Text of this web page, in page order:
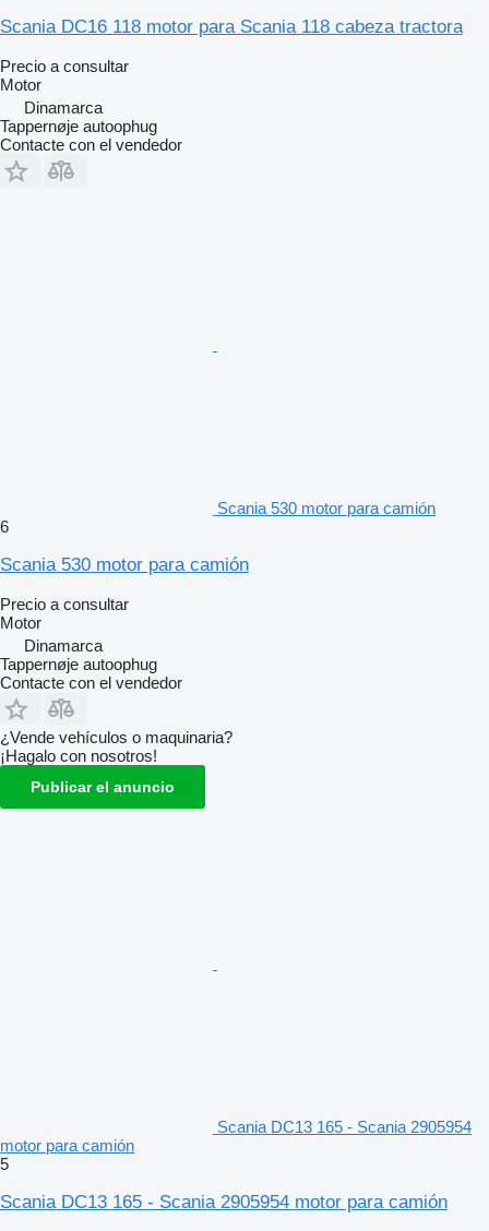
Scania DC16 118 motor para Scania 118 cabeza tractora
Precio a consultar
Motor
Dinamarca
Tappernøje autoophug
Contacte con el vendedor
Scania 530 motor para camión
6
Scania 530 motor para camión
Precio a consultar
Motor
Dinamarca
Tappernøje autoophug
Contacte con el vendedor
¿Vende vehículos o maquinaria?
¡Hagalo con nosotros!
Publicar el anuncio
Scania DC13 165 - Scania 2905954
motor para camión
5
Scania DC13 165 - Scania 2905954 motor para camión